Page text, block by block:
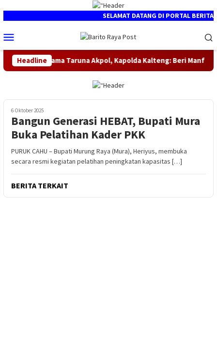
SELAMAT DATANG DI PORTAL BERITA
Mobile
Headline
Bersama Taruna Akpol, Kapolda Kalteng: Beri Manfaat
6 Oktober 2025
Bangun Generasi HEBAT, Bupati Mura
Buka Pelatihan Kader PKK
PURUK CAHU – Bupati Murung Raya (Mura), Heriyus, membuka
secara resmi kegiatan pelatihan peningkatan kapasitas […]
BERITA TERKAIT